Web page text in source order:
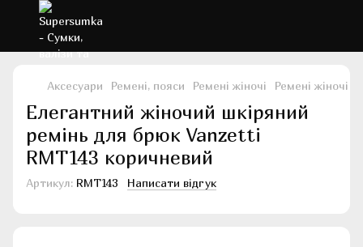
Аксесуари Ремені, пояси Ремені жіночі Ремені жіночі
Елегантний жіночий шкіряний
ремінь для брюк Vanzetti
RMT143 коричневий
Артикул: RMT143 Написати відгук